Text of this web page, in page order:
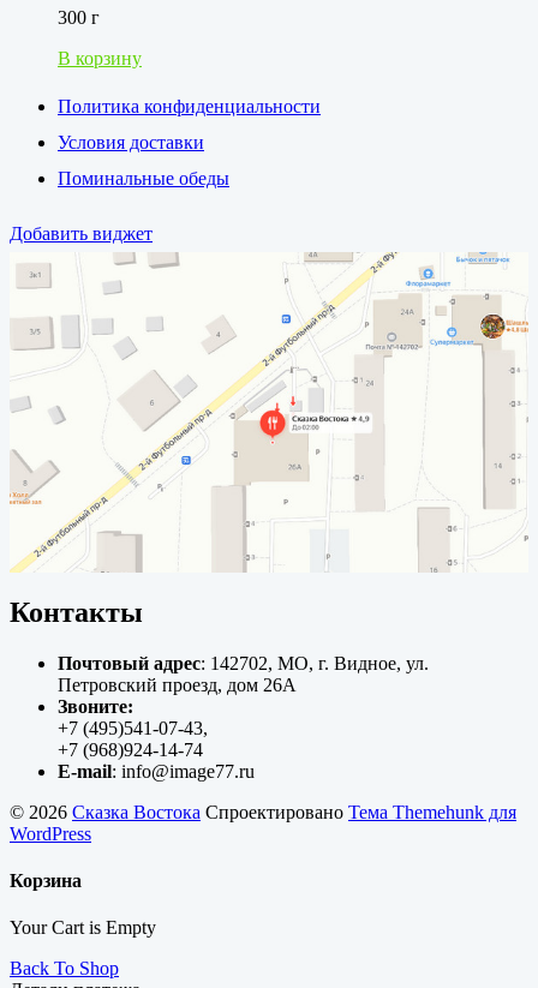
300 г
В корзину
Политика конфиденциальности
Условия доставки
Поминальные обеды
Добавить виджет
Контакты
Почтовый адрес: 142702, МО, г. Видное, ул.
Петровский проезд, дом 26А
Звоните:
+7 (495)541-07-43,
+7 (968)924-14-74
E-mail: info@image77.ru
© 2026 Сказка Востока Спроектировано Тема Themehunk для
WordPress
Корзина
Your Cart is Empty
Back To Shop